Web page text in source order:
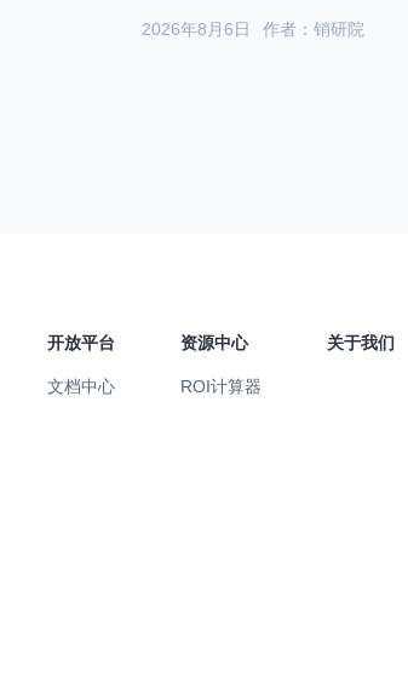
作者：销研院
2026年8月6日
开放平台
文档中心
资源中心
ROI计算器
关于我们